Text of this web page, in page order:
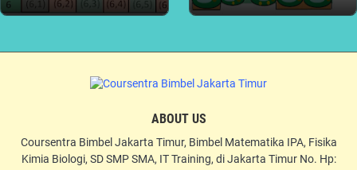
ABOUT US
Coursentra Bimbel Jakarta Timur, Bimbel Matematika IPA, Fisika
Kimia Biologi, SD SMP SMA, IT Training, di Jakarta Timur No. Hp: